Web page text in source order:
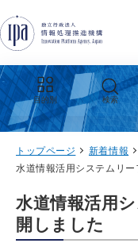
目的別 検索
トップページ 新着情報
水道情報活用システムリ
水道情報活用
開しました